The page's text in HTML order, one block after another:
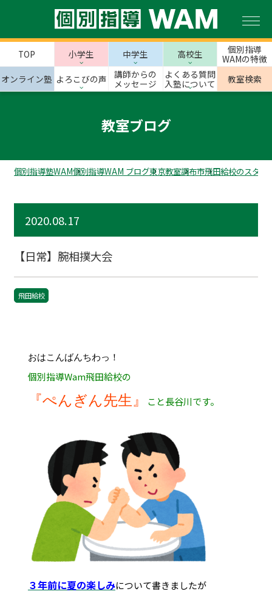
TOP 小学生 中学生 高校生
個別指導
WAMの特徴
オンライン塾 よろこびの声
講師からの
メッセージ
よくある質問
入塾について
教室検索
教室ブログ
個別指導塾WAM個別指導WAM ブログ東京教室調布市飛田給校のスタッ
2020.08.17
【日常】腕相撲大会
飛田給校
おはこんばんちわっ！
個別指導Wam飛田給校の
『ぺんぎん先生』 こと長谷川です。
３年前に夏の楽しみについて書きましたが